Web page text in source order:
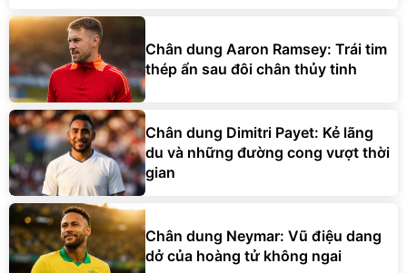
Chân dung Aaron Ramsey: Trái tim
thép ẩn sau đôi chân thủy tinh
Chân dung Dimitri Payet: Kẻ lãng
du và những đường cong vượt thời
gian
Chân dung Neymar: Vũ điệu dang
dở của hoàng tử không ngai